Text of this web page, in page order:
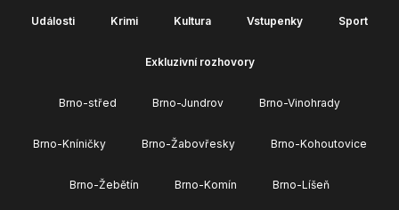
Události Krimi Kultura Vstupenky Sport
Exkluzivní rozhovory
Brno-střed Brno-Jundrov Brno-Vinohrady
Brno-Kníničky Brno-Žabovřesky Brno-Kohoutovice
Brno-Žebětín Brno-Komín Brno-Líšeň